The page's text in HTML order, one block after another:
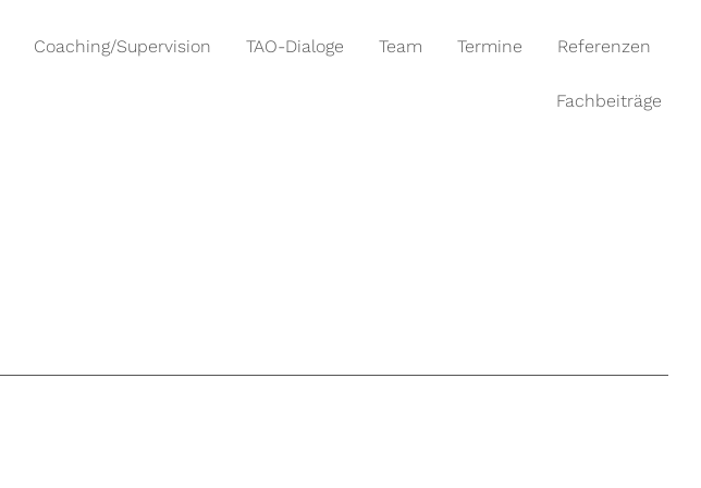
Coaching/Supervision TAO-Dialoge Team Termine Referenzen
Fachbeiträge